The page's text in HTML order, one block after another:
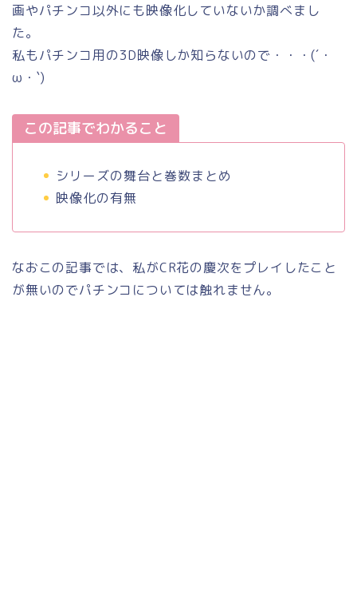
画やパチンコ以外にも映像化していないか調べまし
た。
私もパチンコ用の3D映像しか知らないので・・・(´・
ω・`)
この記事でわかること
シリーズの舞台と巻数まとめ
映像化の有無
なおこの記事では、私がCR花の慶次をプレイしたこと
が無いのでパチンコについては触れません。